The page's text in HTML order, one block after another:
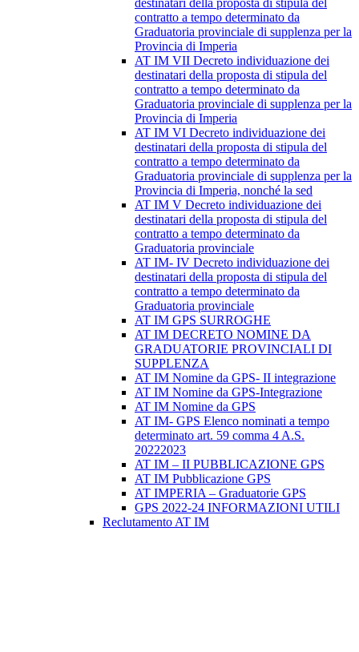
destinatari della proposta di stipula del
contratto a tempo determinato da
Graduatoria provinciale di supplenza per la
Provincia di Imperia
AT IM VII Decreto individuazione dei
destinatari della proposta di stipula del
contratto a tempo determinato da
Graduatoria provinciale di supplenza per la
Provincia di Imperia
AT IM VI Decreto individuazione dei
destinatari della proposta di stipula del
contratto a tempo determinato da
Graduatoria provinciale di supplenza per la
Provincia di Imperia, nonché la sed
AT IM V Decreto individuazione dei
destinatari della proposta di stipula del
contratto a tempo determinato da
Graduatoria provinciale
AT IM- IV Decreto individuazione dei
destinatari della proposta di stipula del
contratto a tempo determinato da
Graduatoria provinciale
AT IM GPS SURROGHE
AT IM DECRETO NOMINE DA
GRADUATORIE PROVINCIALI DI
SUPPLENZA
AT IM Nomine da GPS- II integrazione
AT IM Nomine da GPS-Integrazione
AT IM Nomine da GPS
AT IM- GPS Elenco nominati a tempo
determinato art. 59 comma 4 A.S.
20222023
AT IM – II PUBBLICAZIONE GPS
AT IM Pubblicazione GPS
AT IMPERIA – Graduatorie GPS
GPS 2022-24 INFORMAZIONI UTILI
Reclutamento AT IM